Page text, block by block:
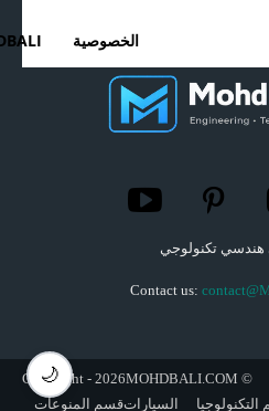
الخصوصية
هندسي تكنولوجي
Contact us:
© Copyright - 2026MOHDBALI.COM
السياراتقسم المنوعات
🌙